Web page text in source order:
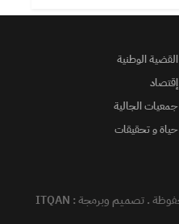
القضية الوطنية
إقتصاد
جمعيات الجالية
حياة و تحقيقات
تصميم وبرمجة : ITQAN